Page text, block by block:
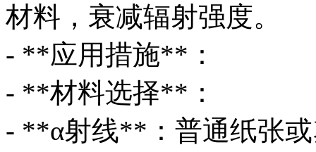
材料，衰减辐射强度。
- **应用措施**：
- **材料选择**：
- **α射线**：普通纸张